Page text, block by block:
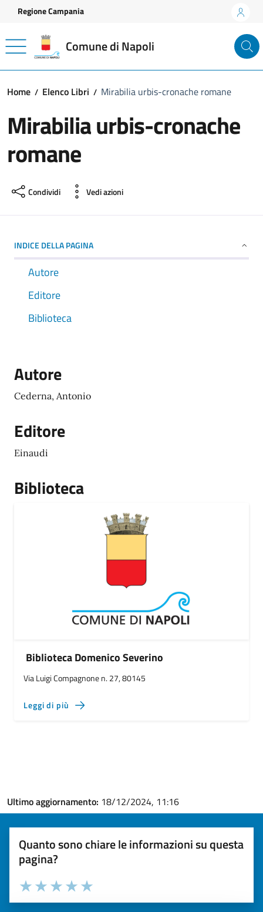
Vai ai contenuti
Vai al footer
Regione Campania
Comune di Napoli
Home Elenco Libri Mirabilia urbis-cronache romane
Mirabilia urbis-cronache
romane
Condividi Vedi azioni
INDICE DELLA PAGINA
Autore
Editore
Biblioteca
Autore
Cederna, Antonio
Editore
Einaudi
Biblioteca
Biblioteca Domenico Severino
Via Luigi Compagnone n. 27, 80145
Leggi di più
Ultimo aggiornamento: 18/12/2024, 11:16
Quanto sono chiare le informazioni su questa
pagina?
Valuta la chiarezza delle informazioni (da 1 a 5 stelle)
Seleziona il numero di stelle per valutare la chiarezza delle
Valuta 5 stelle su 5
Valuta 4 stelle su 5
Valuta 3 stelle su 5
Valuta 2 stelle su 5
Valuta 1 stelle su 5